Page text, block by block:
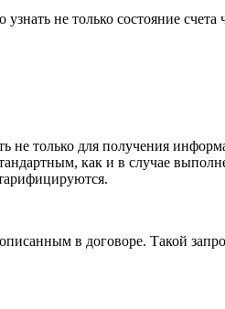
не только состояние
не только для получения
как и в случае
в договоре. Такой